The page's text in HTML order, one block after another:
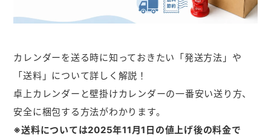
メモ帳本舗
ウェットティッシュ本舗
うちわ本舗
扇子本舗
ノベルティグッズ本舗
カレンダーを送る時に知っておきたい「発送方法」や
「送料」について詳しく解説！
卓上カレンダーと壁掛けカレンダーの一番安い送り方、
安全に梱包する方法がわかります。
※送料については2025年11月1日の値上げ後の料金で